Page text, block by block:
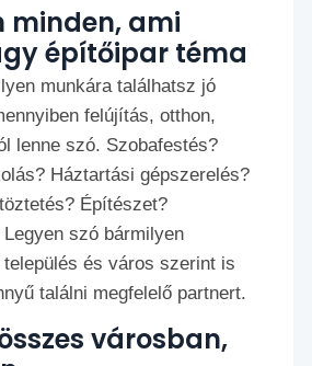
minden, ami
építőipar téma
munkára találhatsz jó
felújítás, otthon,
lenne szó. Szobafestés?
Háztartási gépszerelés?
Építészet?
szó bármilyen
és város szerint is
találni megfelelő partnert.
városban,